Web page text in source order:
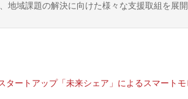
地域課題の解決に向けた様々な支援取組を展開
タートアップ「未来シェア」によるスマート